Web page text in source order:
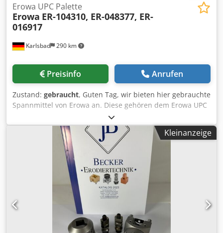
Karlsbad 290 km
Erowa UPC Palette
Erowa ER-104310, ER-048377, ER-
016917
Preisinfo Anrufen
Zustand: gebraucht, Guten Tag, wir bieten hier gebrauchte
Spannmittel von Erowa an. Diese gehören dem Erowa UPC
System an und sind für das Senkerodieren sowie das
Fräsen geeignet. Folgende Teile sind verfügbar: ER-048377
UPC Ausrichtpalette Erowa T-Nuten Palette 320x320
Grundkörper aus Alu, Leisten gehärtet und geschliffen. ER-
016917 UPC Palette Alu 320 x 320 x 40 mit Spannleiste
Dkjdpjtk Hakjfx Akgor Sie wurden bei uns gereinigt und
geprüft. Zusätzlich wurde eine Funktionsprüfung
durchgeführt. Die Spannmittel haben Gebrauchsspuren,
und befinden sich technisch in einem sehr guten Zustand.
Einzelabnahme auch möglich. Ersatzteile sind Verfügbar.
Haben Sie hierzu fragen? Dann stehen wir Ihnen gerne zur
Kleinanzeige